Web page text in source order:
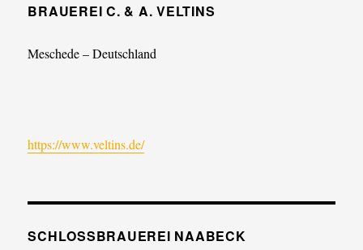
BRAUEREI C. & A. VELTINS
Meschede – Deutschland
https://www.veltins.de/
SCHLOSSBRAUEREI NAABECK